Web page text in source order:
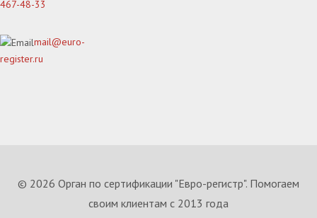
467-48-33
mail@euro-
register.ru
© 2026 Орган по сертификации "Евро-регистр". Помогаем
своим клиентам с 2013 года